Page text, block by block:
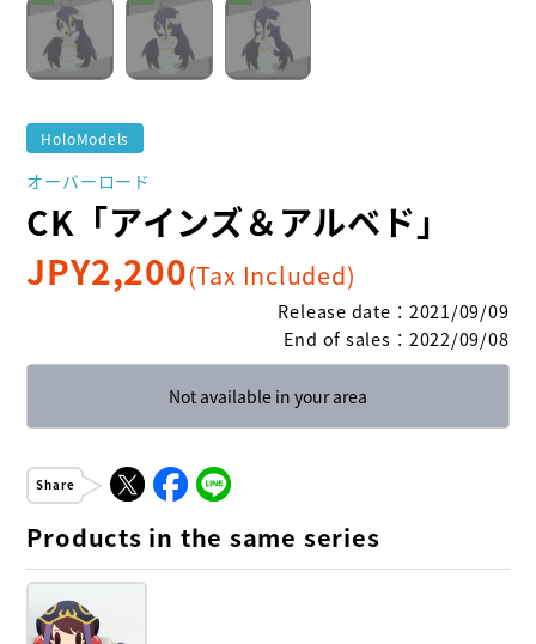
HoloModels
オーバーロード
CK「アインズ＆アルベド」
JPY2,200(Tax Included)
Release date ： 2021/09/09
End of sales ： 2022/09/08
Not available in your area
Share
Products in the same series